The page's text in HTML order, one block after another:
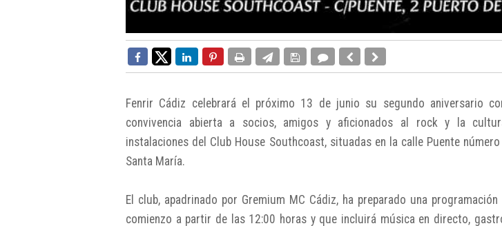
Fenrir Cádiz celebrará el próximo 13 de junio su segundo aniversario
convivencia abierta a socios, amigos y aficionados al rock y la
instalaciones del Club House Southcoast, situadas en la calle Puente
Santa María.
El club, apadrinado por Gremium MC Cádiz, ha preparado una
comienzo a partir de las 12:00 horas y que incluirá música en directo,